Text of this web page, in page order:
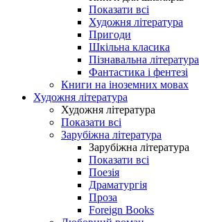
Показати всі
Художня література
Пригоди
Шкільна класика
Пізнавальна література
Фантастика і фентезі
Книги на іноземних мовах
Художня література
Художня література
Показати всі
Зарубіжна література
Зарубіжна література
Показати всі
Поезія
Драматургія
Проза
Foreign Books